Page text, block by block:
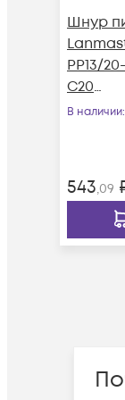
Шнур
PP13/
C20
В наличии
543,09